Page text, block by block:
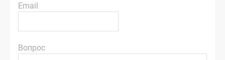
Email
Вопрос